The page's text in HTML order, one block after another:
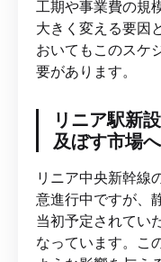
工期や事業費の規
大きく変える要因
おいてもこのスケ
要があります。
リニア駅新
及ぼす市場
リニア中央新幹線
意進行中ですが、
当初予定されてい
なっています。こ